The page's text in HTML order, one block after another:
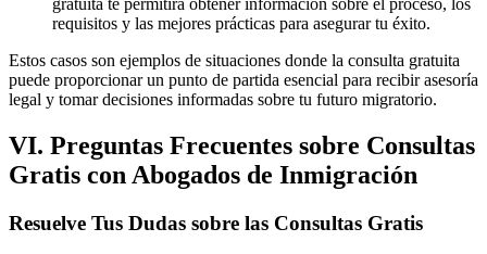
gratuita te permitirá obtener información sobre el proceso, los
requisitos y las mejores prácticas para asegurar tu éxito.
Estos casos son ejemplos de situaciones donde la consulta gratuita
puede proporcionar un punto de partida esencial para recibir asesoría
legal y tomar decisiones informadas sobre tu futuro migratorio.
VI. Preguntas Frecuentes sobre Consultas
Gratis con Abogados de Inmigración
Resuelve Tus Dudas sobre las Consultas Gratis